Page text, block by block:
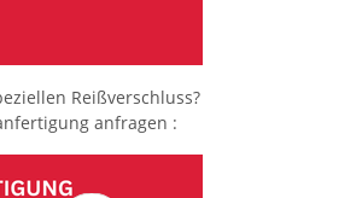
Reißverschluss?
anfragen :